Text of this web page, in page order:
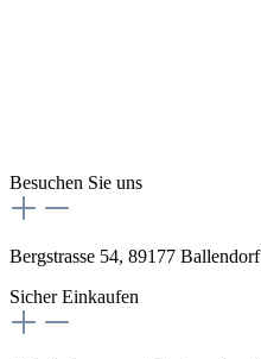
Besuchen Sie uns
Bergstrasse 54, 89177 Ballendorf
Sicher Einkaufen